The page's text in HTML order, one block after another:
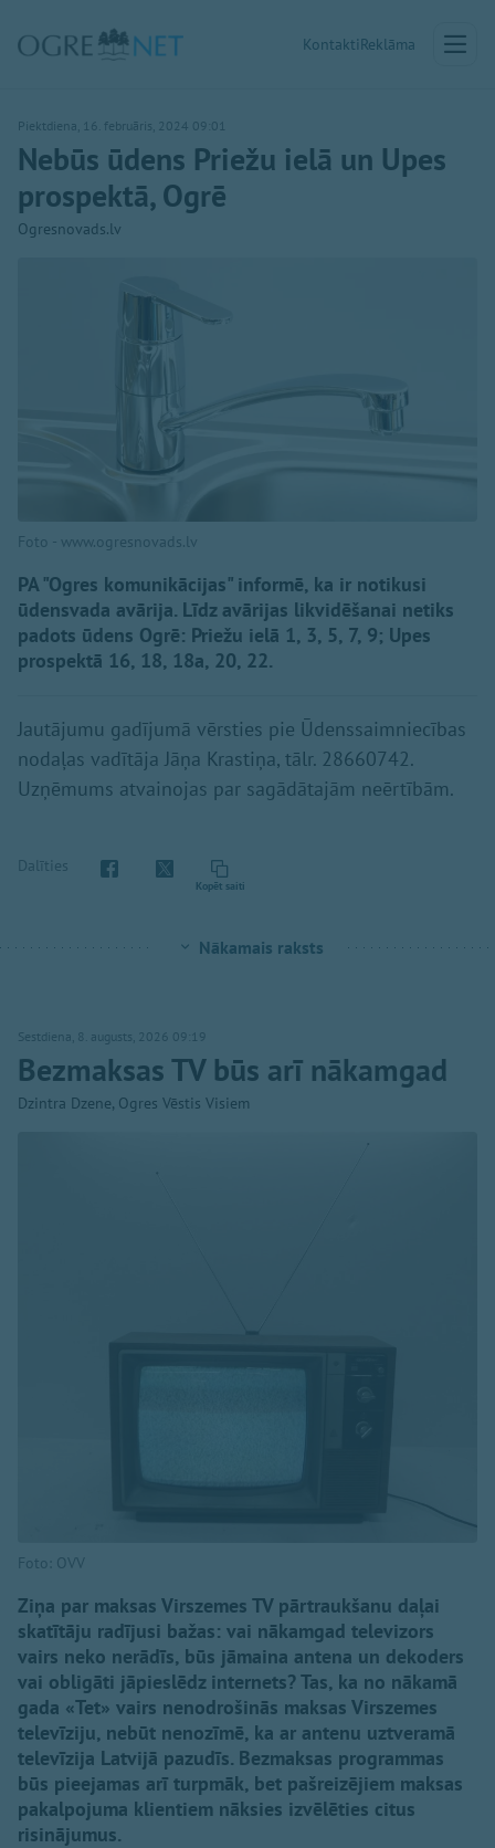
KontaktiReklāma
Piektdiena, 16. februāris, 2024 09:01
Nebūs ūdens Priežu ielā un Upes
prospektā, Ogrē
Ogresnovads.lv
Foto - www.ogresnovads.lv
PA "Ogres komunikācijas" informē, ka ir notikusi
ūdensvada avārija. Līdz avārijas likvidēšanai netiks
padots ūdens Ogrē: Priežu ielā 1, 3, 5, 7, 9; Upes
prospektā 16, 18, 18a, 20, 22.
Jautājumu gadījumā vērsties pie Ūdenssaimniecības
nodaļas vadītāja Jāņa Krastiņa, tālr. 28660742.
Uzņēmums atvainojas par sagādātajām neērtībām.
Dalīties
Kopēt saiti
Nākamais raksts
Sestdiena, 8. augusts, 2026 09:19
Bezmaksas TV būs arī nākamgad
Dzintra Dzene, Ogres Vēstis Visiem
Foto: OVV
Ziņa par maksas Virszemes TV pārtraukšanu daļai
skatītāju radījusi bažas: vai nākamgad televizors
vairs neko nerādīs, būs jāmaina antena un dekoders
vai obligāti jāpieslēdz internets? Tas, ka no nākamā
gada «Tet» vairs nenodrošinās maksas Virszemes
televīziju, nebūt nenozīmē, ka ar antenu uztveramā
televīzija Latvijā pazudīs. Bezmaksas programmas
būs pieejamas arī turpmāk, bet pašreizējiem maksas
pakalpojuma klientiem nāksies izvēlēties citus
risinājumus.